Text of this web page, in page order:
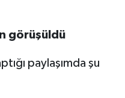
görüşüldü
paylaşımda şu